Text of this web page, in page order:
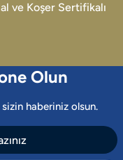
ve Koşer Sertifikalı
Olun
haberiniz olsun.